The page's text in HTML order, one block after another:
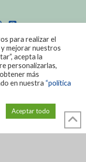
LEGAL
para realizar el
y mejorar nuestros
acepta la
personalizarlas,
más
en nuestra “política
Aceptar todo